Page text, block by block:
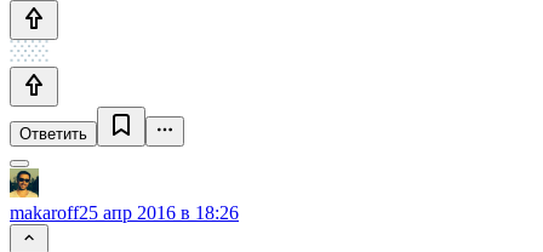
Ответить
makaroff25 апр 2016 в 18:26